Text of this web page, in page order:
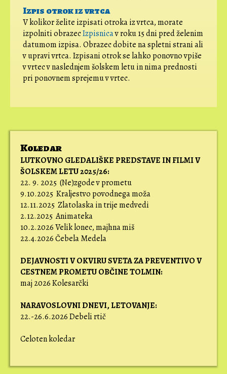
Koledar
LUTKOVNO GLEDALIŠKE PREDSTAVE IN FILMI V
ŠOLSKEM LETU 2025/26:
22. 9. 2025 (Ne)zgode v prometu
9.10.2025 Kraljestvo povodnega moža
12.11.2025 Zlatolaska in trije medvedi
2.12.2025 Animateka
10.2.2026 Velik lonec, majhna miš
22.4.2026 Čebela Medela
DEJAVNOSTI V OKVIRU SVETA ZA PREVENTIVO V
CESTNEM PROMETU OBČINE TOLMIN:
maj 2026 Kolesarčki
NARAVOSLOVNI DNEVI,LETOVANJE:
22.-26.6.2026 Debeli rtič
Celoten koledar
Izpis otrok iz vrtca
V kolikor želite izpisati otroka iz vrtca, morate
izpolniti obrazecIzpisnicav roku 15 dni pred želenim
datumom izpisa. Obrazec dobite na spletni strani ali
v upravi vrtca. Izpisani otrok se lahko ponovno vpiše
v vrtec v naslednjem šolskem letu in nima prednosti
pri ponovnem sprejemu v vrtec.